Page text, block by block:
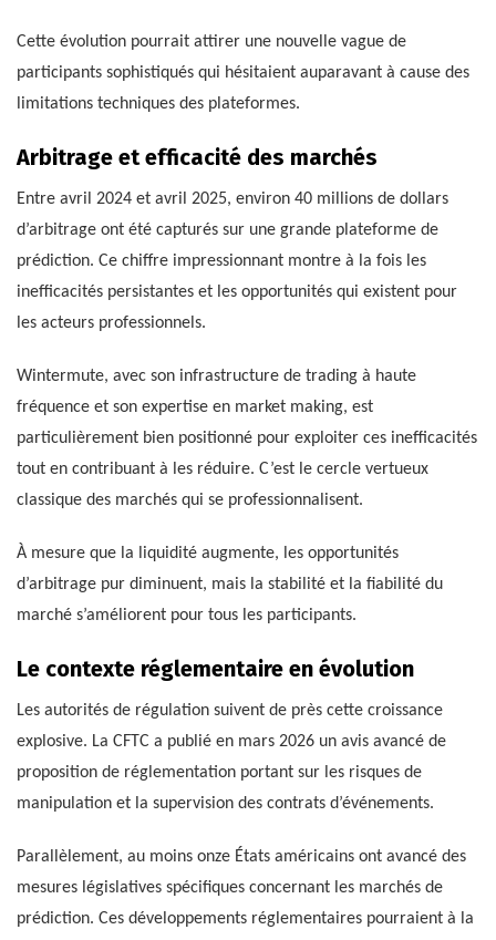
Cette évolution pourrait attirer une nouvelle vague de
participants sophistiqués qui hésitaient auparavant à cause des
limitations techniques des plateformes.
Arbitrage et efficacité des marchés
Entre avril 2024 et avril 2025, environ 40 millions de dollars
d’arbitrage ont été capturés sur une grande plateforme de
prédiction. Ce chiffre impressionnant montre à la fois les
inefficacités persistantes et les opportunités qui existent pour
les acteurs professionnels.
Wintermute, avec son infrastructure de trading à haute
fréquence et son expertise en market making, est
particulièrement bien positionné pour exploiter ces inefficacités
tout en contribuant à les réduire. C’est le cercle vertueux
classique des marchés qui se professionnalisent.
À mesure que la liquidité augmente, les opportunités
d’arbitrage pur diminuent, mais la stabilité et la fiabilité du
marché s’améliorent pour tous les participants.
Le contexte réglementaire en évolution
Les autorités de régulation suivent de près cette croissance
explosive. La CFTC a publié en mars 2026 un avis avancé de
proposition de réglementation portant sur les risques de
manipulation et la supervision des contrats d’événements.
Parallèlement, au moins onze États américains ont avancé des
mesures législatives spécifiques concernant les marchés de
prédiction. Ces développements réglementaires pourraient à la